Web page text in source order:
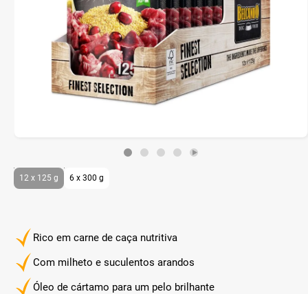
Rico em carne de caça nutritiva
Com milheto e suculentos arandos
Óleo de cártamo para um pelo brilhante
12 x 125 g 6 x 300 g